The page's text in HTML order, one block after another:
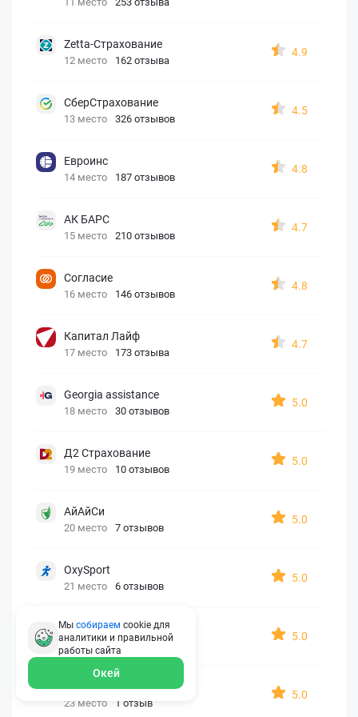
Zetta-Страхование
12 место 162 отзыва
4.9
СберСтрахование
13 место 326 отзывов
4.5
Евроинс
14 место 187 отзывов
4.8
АК БАРС
15 место 210 отзывов
4.7
Согласие
16 место 146 отзывов
4.8
Капитал Лайф
17 место 173 отзыва
4.7
Georgia assistance
18 место 30 отзывов
5.0
Д2 Страхование
19 место 10 отзывов
5.0
АйАйСи
20 место 7 отзывов
5.0
OxySport
21 место 6 отзывов
5.0
ERGO AXA
22 место 2 отзыва
5.0
Oxy Travel Premium
23 место 1 отзыв
5.0
Мы собираем cookie для
аналитики и правильной
работы сайта
Окей